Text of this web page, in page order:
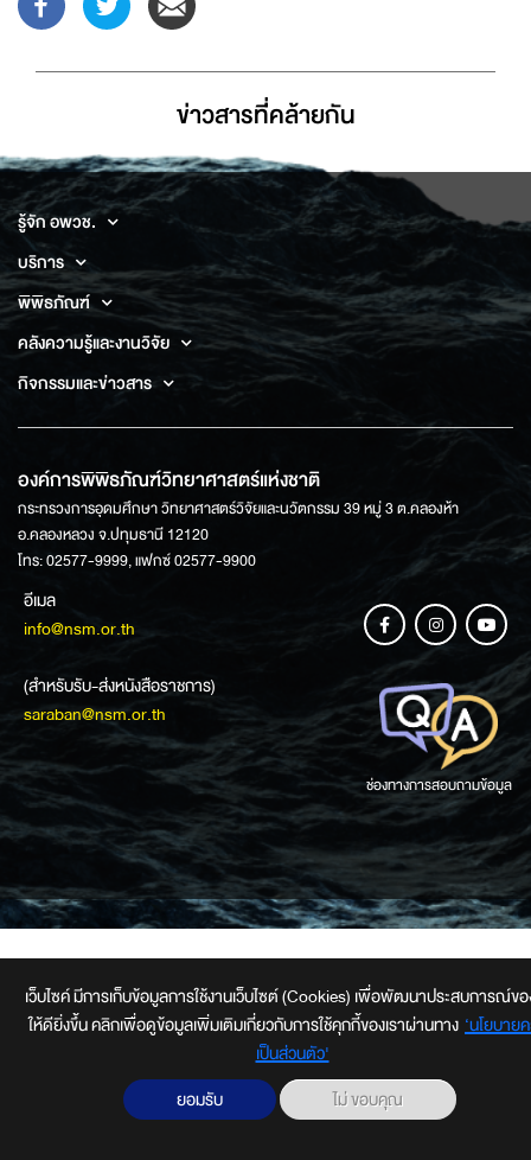
ข่าวสารที่่คล้ายกัน
รู้จัก อพวช.
บริการ
พิพิธภัณฑ์
คลังความรู้และงานวิจัย
กิจกรรมและข่าวสาร
องค์การพิพิธภัณฑ์วิทยาศาสตร์แห่งชาติ
กระทรวงการอุดมศึกษา วิทยาศาสตร์วิจัยและนวัตกรรม 39 หมู่ 3 ต.คลองห้า
อ.คลองหลวง จ.ปทุมธานี 12120
โทร: 02577-9999, แฟกซ์ 02577-9900
อีเมล
info@nsm.or.th
(สำหรับรับ-ส่งหนังสือราชการ)
saraban@nsm.or.th
ช่องทางการสอบถามข้อมูล
เว็บไซค์ มีการเก็บข้อมูลการใช้งานเว็บไซต์ (Cookies) เพื่อพัฒนาประสบการณ์ข
ให้ดียิ่งขึ้น คลิกเพื่อดูข้อมูลเพิ่มเติมเกี่ยวกับการใช้คุกกี้ของเราผ่านทาง ‘นโยบาย
เป็นส่วนตัว'
ยอมรับ
ไม่ ขอบคุณ